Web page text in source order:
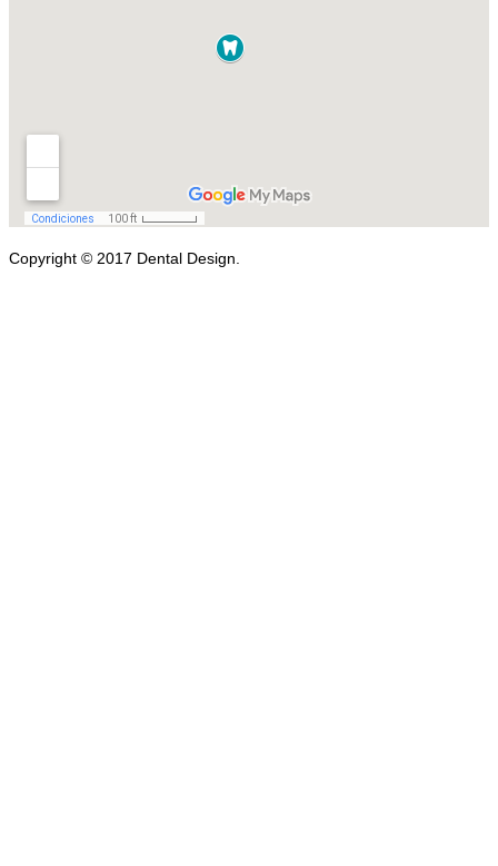
Copyright © 2017 Dental Design.